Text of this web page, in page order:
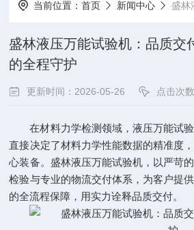
当前位置：首页 新闻中心 盛林液压
盛林液压万能试验机：品质交
的全程守护
更新时间：2026-05-26 点击次
在材料力学检测领域，液压万能试
直接决定了材料力学性能数据的精准度
心装备。盛林液压万能试验机，以严苛
检验与专业的物流交付体系，为客户提
的全流程保障，用实力诠释品质交付。